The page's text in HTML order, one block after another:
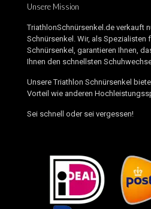
Unsere Mission
TriathlonSchnürsenkel.de verkauft
Schnürsenkel. Wir, als Spezialisten
Schnürsenkel, garantieren Ihnen,
Ihnen den schnellsten
Unsere Triathlon Schnürsenkel
Vorteil wie anderen
Sei schnell oder sei vergessen!